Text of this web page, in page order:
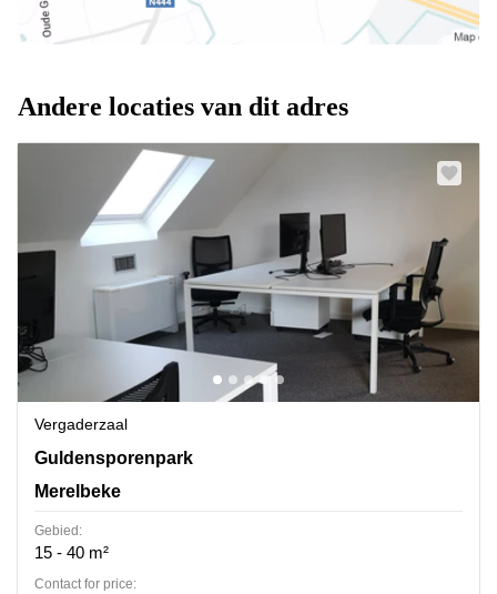
Andere locaties van dit adres
Vergaderzaal
Guldensporenpark 120, Merelbeke
Guldensporenpark
Merelbeke
Gebied:
15 - 40 m²
Contact for price: